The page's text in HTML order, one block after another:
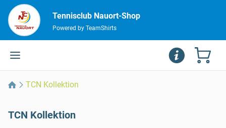
Tennisclub Nauort-Shop
Powered by TeamShirts
TCN Kollektion
TCN Kollektion